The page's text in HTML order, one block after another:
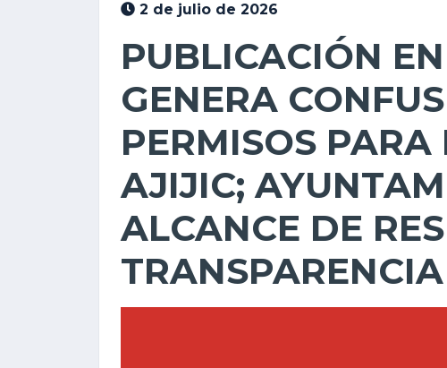
2 de julio de 2026
PUBLICACIÓN
GENERA
PERMISOS
AJIJIC;
ALCANCE DE
TRANSPARENCIA